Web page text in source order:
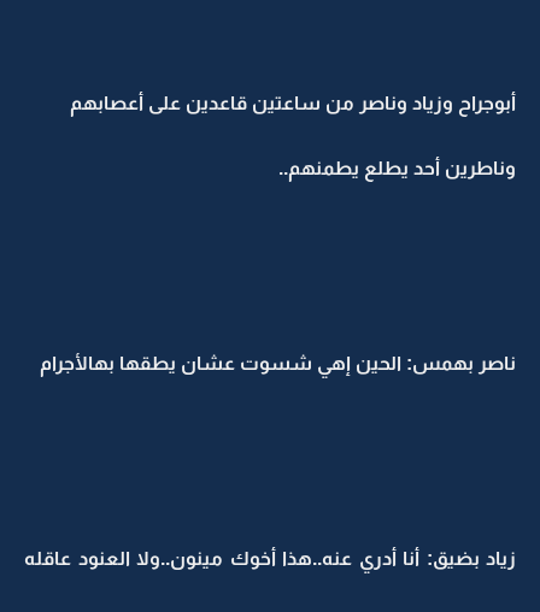
أبوجراح وزياد وناصر من ساعتين قاعدين على أعصابهم
وناطرين أحد يطلع يطمنهم..
ناصر بهمس: الحين إهي شسوت عشان يطقها بهالأجرام
زياد بضيق: أنا أدري عنه..هذا أخوك مينون..ولا العنود عاقله